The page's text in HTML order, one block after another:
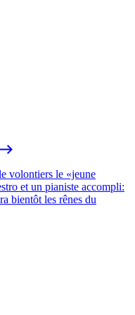
volontiers le «jeune
et un pianiste accompli:
bientôt les rênes du